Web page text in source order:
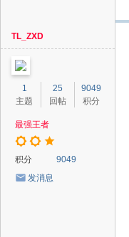
TL_ZXD
1
主题
25
回帖
9049
积分
最强王者
积分
9049
发消息